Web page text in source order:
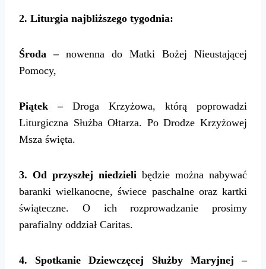
2. Liturgia najbliższego tygodnia:
Środa – nowenna do Matki Bożej Nieustającej
Pomocy,
Piątek – Droga Krzyżowa, którą poprowadzi
Liturgiczna Służba Ołtarza. Po Drodze Krzyżowej
Msza święta.
3. Od przyszłej niedzieli będzie można nabywać
baranki wielkanocne, świece paschalne oraz kartki
świąteczne. O ich rozprowadzanie prosimy
parafialny oddział Caritas.
4. Spotkanie Dziewczęcej Służby Maryjnej –